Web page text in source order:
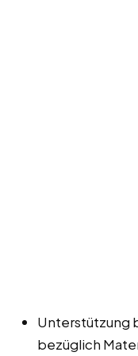
Unterstützung
bezüglich